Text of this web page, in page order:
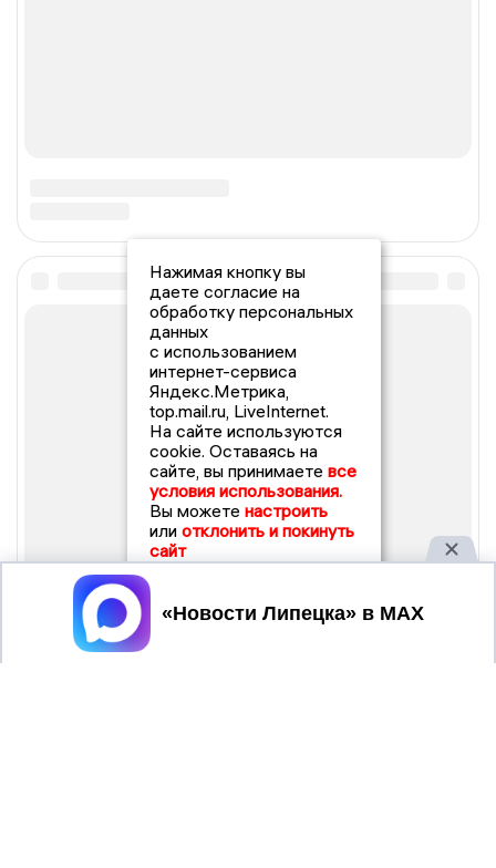
Нажимая кнопку вы
даете согласие на
обработку персональных
данных
с использованием
интернет-сервиса
Яндекс.Метрика,
top.mail.ru, LiveInternet.
На сайте используются
cookie. Оставаясь на
сайте, вы принимаете все
условия использования.
Вы можете настроить
или отклонить и покинуть
сайт
Принять